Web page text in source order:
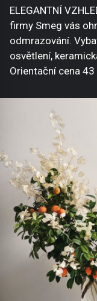
ELEGANTNÍ
firmy Smeg vás
odmrazování.
osvětlení,
Orientační cena